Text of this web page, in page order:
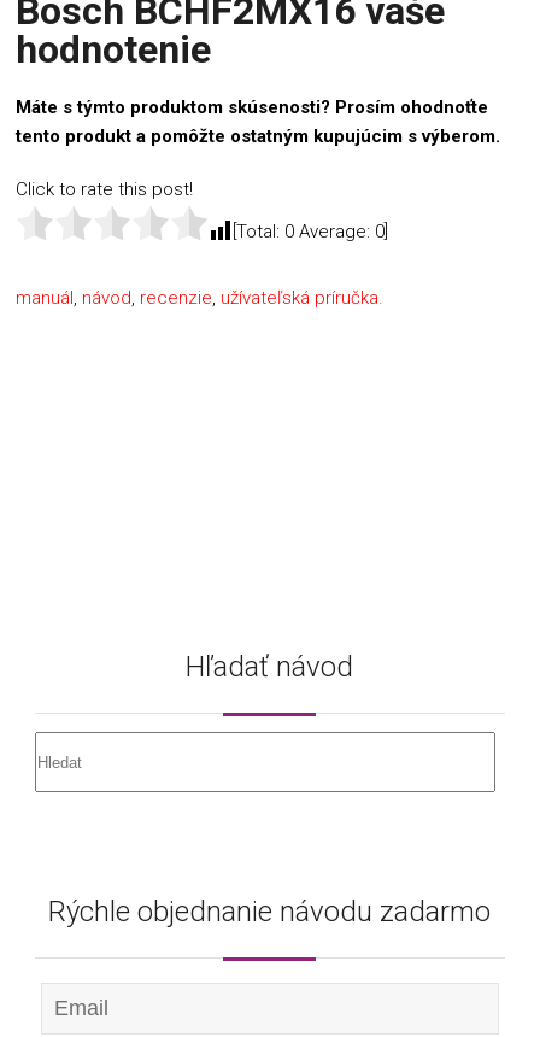
Bosch BCHF2MX16 vaše
hodnotenie
Máte s týmto produktom skúsenosti? Prosím ohodnoťte
tento produkt a pomôžte ostatným kupujúcim s výberom.
Click to rate this post!
[Total: 0 Average: 0
manuál, návod, recenzie, užívateľská príručka.
Hľadať návod
Rýchle objednanie návodu zadarmo